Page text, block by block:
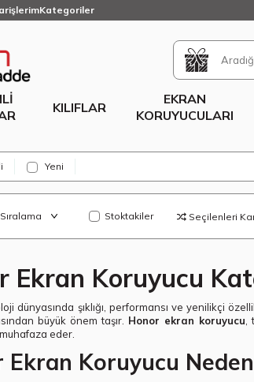
Kategoriler
KILIFLAR
EKRAN
KORUYUCULARI
Yeni
Stoktakiler Seçilenleri
Ekran Koruyucu
dünyasında şıklığı, performansı ve yenilikçi
büyük önem taşır. Honor ekran koruyucu,
eder.
Ekran Koruyucu